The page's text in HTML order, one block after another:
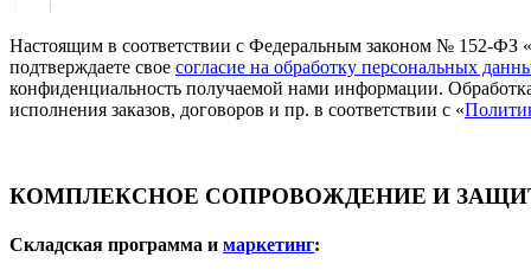
Настоящим в соответствии с Федеральным законом № 152-ФЗ
подтверждаете свое согласие на обработку персональных
конфиденциальность получаемой нами информации.
исполнения заказов, договоров и пр. в соответствии с «
КОМПЛЕКСНОЕ СОПРОВОЖДЕНИЕ И
Складская программа и маркетинг: